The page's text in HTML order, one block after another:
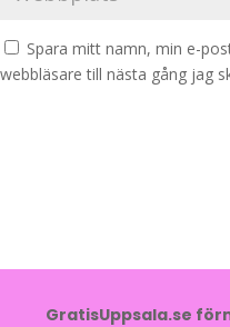
Spara mitt namn, min e-
webbläsare till nästa gång jag
GratisUppsala.se